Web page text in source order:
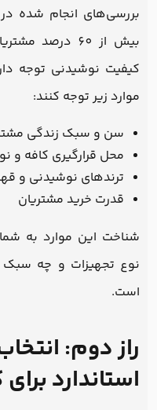
بررسی‌های انجام شده
بیش از 60
کیفیت نوشیدنی توجه
موارد زیر توجه کنند:
سن و سبک زندگی
محل قرارگیری کافه و
ترندهای نوشیدنی و
قدرت خرید مشتریان
شناخت این موارد به
نوع تجهیزات و چه سبک
است.
راز دوم:
استاندارد